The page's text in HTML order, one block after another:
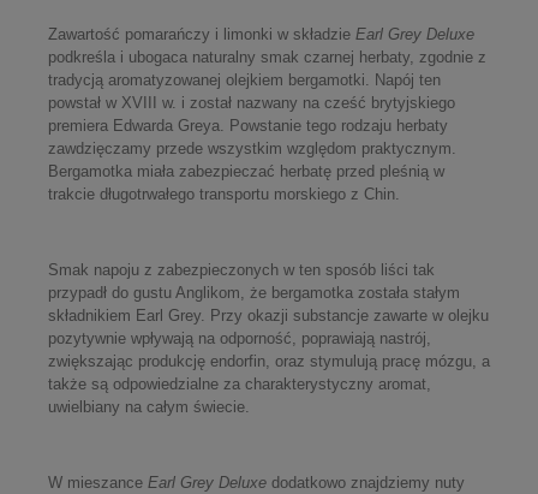
Zawartość pomarańczy i limonki w składzie Earl Grey Deluxe
podkreśla i ubogaca naturalny smak czarnej herbaty, zgodnie z
tradycją aromatyzowanej olejkiem bergamotki. Napój ten
powstał w XVIII w. i został nazwany na cześć brytyjskiego
premiera Edwarda Greya. Powstanie tego rodzaju herbaty
zawdzięczamy przede wszystkim względom praktycznym.
Bergamotka miała zabezpieczać herbatę przed pleśnią w
trakcie długotrwałego transportu morskiego z Chin.
Smak napoju z zabezpieczonych w ten sposób liści tak
przypadł do gustu Anglikom, że bergamotka została stałym
składnikiem Earl Grey. Przy okazji substancje zawarte w olejku
pozytywnie wpływają na odporność, poprawiają nastrój,
zwiększając produkcję endorfin, oraz stymulują pracę mózgu, a
także są odpowiedzialne za charakterystyczny aromat,
uwielbiany na całym świecie.
W mieszance Earl Grey Deluxe dodatkowo znajdziemy nuty